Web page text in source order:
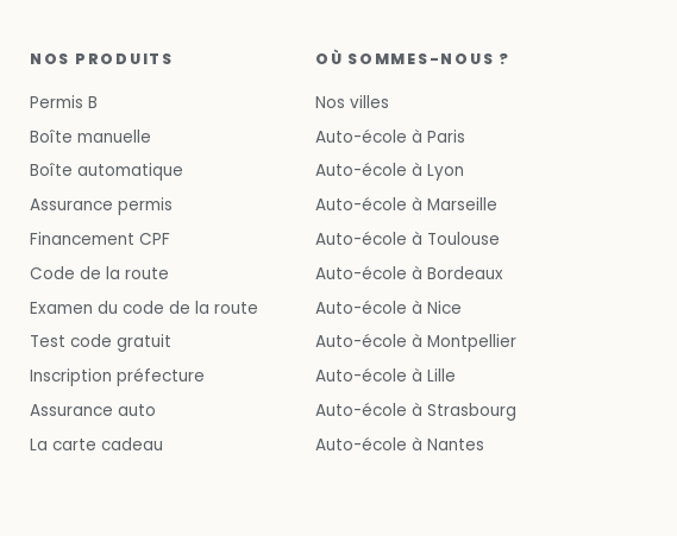
NOS PRODUITS
Permis B
Boîte manuelle
Boîte automatique
Assurance permis
Financement CPF
Code de la route
Examen du code de la route
Test code gratuit
Inscription préfecture
Assurance auto
La carte cadeau
OÙ SOMMES-NOUS ?
Nos villes
Auto-école à Paris
Auto-école à Lyon
Auto-école à Marseille
Auto-école à Toulouse
Auto-école à Bordeaux
Auto-école à Nice
Auto-école à Montpellier
Auto-école à Lille
Auto-école à Strasbourg
Auto-école à Nantes